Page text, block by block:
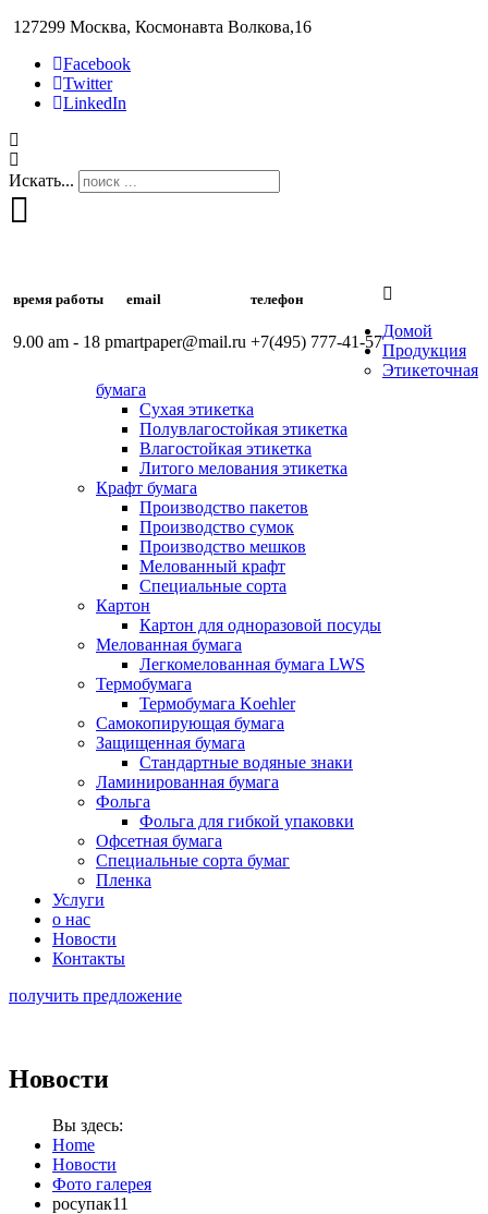
127299 Москва, Космонавта Волкова,16
Facebook
Twitter
LinkedIn
Искать...
время работы
9.00 am - 18 pm
email
artpaper@mail.ru
телефон
+7(495) 777-41-57
Домой
Продукция
Этикеточная
бумага
Сухая этикетка
Полувлагостойкая этикетка
Влагостойкая этикетка
Литого мелования этикетка
Крафт бумага
Производство пакетов
Производство сумок
Производство мешков
Мелованный крафт
Специальные сорта
Картон
Картон для одноразовой посуды
Мелованная бумага
Легкомелованная бумага LWS
Термобумага
Термобумага Koehler
Самокопирующая бумага
Защищенная бумага
Стандартные водяные знаки
Ламинированная бумага
Фольга
Фольга для гибкой упаковки
Офсетная бумага
Специальные сорта бумаг
Пленка
Услуги
о нас
Новости
Контакты
получить предложение
Новости
Вы здесь:
Home
Новости
Фото галерея
росупак11